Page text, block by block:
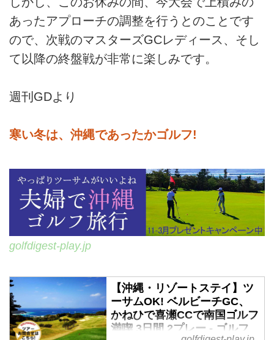
あったアプローチの調整を行うとのことです
ので、次戦のマスターズGCレディース、そし
て以降の終盤戦が非常に楽しみです。
週刊GDより
寒い冬は、沖縄であったかゴルフ!
golfdigest-play.jp
【沖縄・リゾートステイ】ツ
ーサムOK! ベルビーチGC、
かねひで喜瀬CCで南国ゴルフ
満喫 3日間 2プレー - ゴルフ